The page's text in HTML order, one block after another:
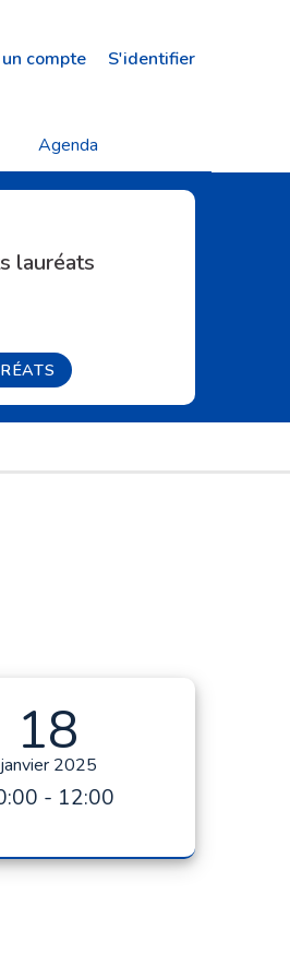
compte S'identifier
Agenda
lauréats
18
janvier 2025
- 12:00